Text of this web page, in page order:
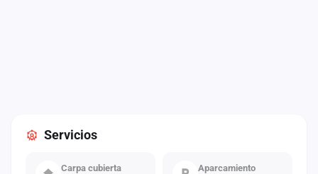
Servicios
Carpa cubierta Aparcamiento